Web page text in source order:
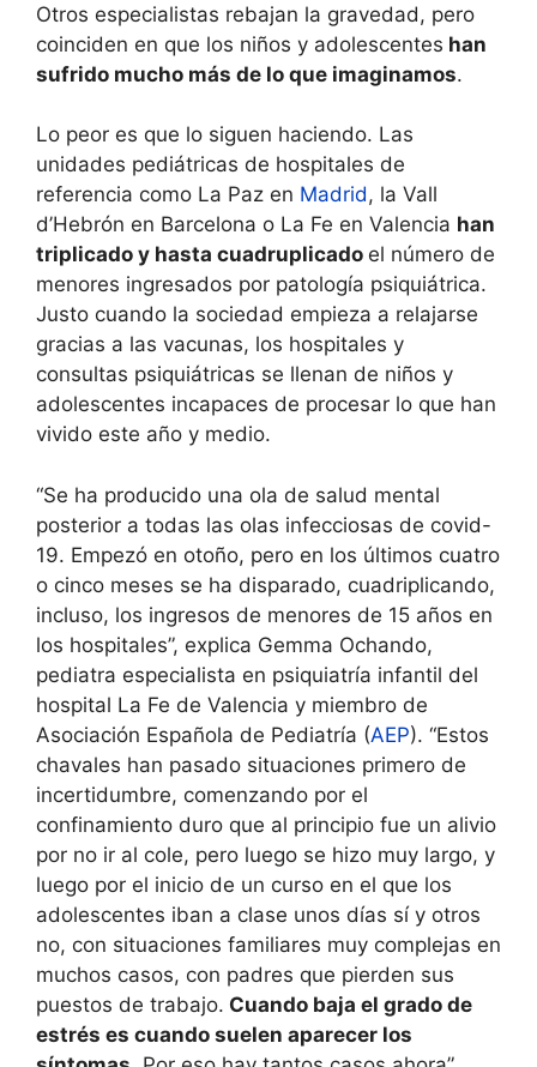
Otros especialistas rebajan la gravedad, pero
coinciden en que los niños y adolescentes han
sufrido mucho más de lo que imaginamos.
Lo peor es que lo siguen haciendo. Las
unidades pediátricas de hospitales de
referencia como La Paz en Madrid, la Vall
d’Hebrón en Barcelona o La Fe en Valencia han
triplicado y hasta cuadruplicado el número de
menores ingresados por patología psiquiátrica.
Justo cuando la sociedad empieza a relajarse
gracias a las vacunas, los hospitales y
consultas psiquiátricas se llenan de niños y
adolescentes incapaces de procesar lo que han
vivido este año y medio.
“Se ha producido una ola de salud mental
posterior a todas las olas infecciosas de covid-
19. Empezó en otoño, pero en los últimos cuatro
o cinco meses se ha disparado, cuadriplicando,
incluso, los ingresos de menores de 15 años en
los hospitales”, explica Gemma Ochando,
pediatra especialista en psiquiatría infantil del
hospital La Fe de Valencia y miembro de
Asociación Española de Pediatría (AEP). “Estos
chavales han pasado situaciones primero de
incertidumbre, comenzando por el
confinamiento duro que al principio fue un alivio
por no ir al cole, pero luego se hizo muy largo, y
luego por el inicio de un curso en el que los
adolescentes iban a clase unos días sí y otros
no, con situaciones familiares muy complejas en
muchos casos, con padres que pierden sus
puestos de trabajo. Cuando baja el grado de
estrés es cuando suelen aparecer los